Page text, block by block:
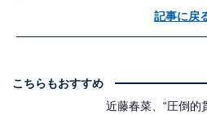
記事に戻
こちらもおすすめ
近藤春菜、“圧倒的